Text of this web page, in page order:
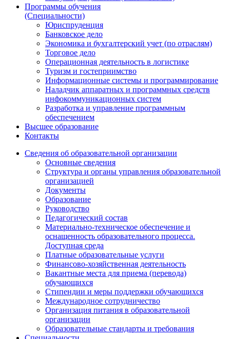
Программы обучения
(Специальности)
Юриспруденция
Банковское дело
Экономика и бухгалтерский учет (по отраслям)
Торговое дело
Операционная деятельность в логистике
Туризм и гостеприимство
Информационные системы и программирование
Наладчик аппаратных и программных средств
инфокоммуникационных систем
Разработка и управление программным
обеспечением
Высшее образование
Контакты
Сведения об образовательной организации
Основные сведения
Структура и органы управления образовательной
организацией
Документы
Образование
Руководство
Педагогический состав
Материально-техническое обеспечение и
оснащенность образовательного процесса.
Доступная среда
Платные образовательные услуги
Финансово-хозяйственная деятельность
Вакантные места для приема (перевода)
обучающихся
Стипендии и меры поддержки обучающихся
Международное сотрудничество
Организация питания в образовательной
организации
Образовательные стандарты и требования